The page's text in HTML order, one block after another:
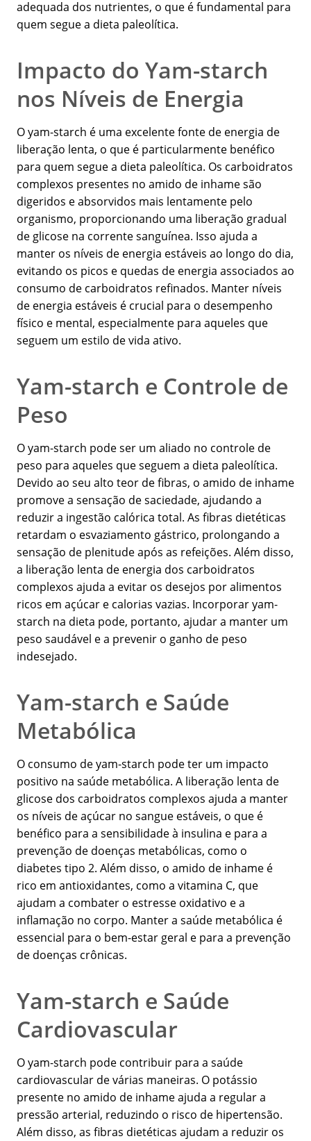
adequada dos nutrientes, o que é fundamental para
quem segue a dieta paleolítica.
Impacto do Yam-starch
nos Níveis de Energia
O yam-starch é uma excelente fonte de energia de
liberação lenta, o que é particularmente benéfico
para quem segue a dieta paleolítica. Os carboidratos
complexos presentes no amido de inhame são
digeridos e absorvidos mais lentamente pelo
organismo, proporcionando uma liberação gradual
de glicose na corrente sanguínea. Isso ajuda a
manter os níveis de energia estáveis ao longo do dia,
evitando os picos e quedas de energia associados ao
consumo de carboidratos refinados. Manter níveis
de energia estáveis é crucial para o desempenho
físico e mental, especialmente para aqueles que
seguem um estilo de vida ativo.
Yam-starch e Controle de
Peso
O yam-starch pode ser um aliado no controle de
peso para aqueles que seguem a dieta paleolítica.
Devido ao seu alto teor de fibras, o amido de inhame
promove a sensação de saciedade, ajudando a
reduzir a ingestão calórica total. As fibras dietéticas
retardam o esvaziamento gástrico, prolongando a
sensação de plenitude após as refeições. Além disso,
a liberação lenta de energia dos carboidratos
complexos ajuda a evitar os desejos por alimentos
ricos em açúcar e calorias vazias. Incorporar yam-
starch na dieta pode, portanto, ajudar a manter um
peso saudável e a prevenir o ganho de peso
indesejado.
Yam-starch e Saúde
Metabólica
O consumo de yam-starch pode ter um impacto
positivo na saúde metabólica. A liberação lenta de
glicose dos carboidratos complexos ajuda a manter
os níveis de açúcar no sangue estáveis, o que é
benéfico para a sensibilidade à insulina e para a
prevenção de doenças metabólicas, como o
diabetes tipo 2. Além disso, o amido de inhame é
rico em antioxidantes, como a vitamina C, que
ajudam a combater o estresse oxidativo e a
inflamação no corpo. Manter a saúde metabólica é
essencial para o bem-estar geral e para a prevenção
de doenças crônicas.
Yam-starch e Saúde
Cardiovascular
O yam-starch pode contribuir para a saúde
cardiovascular de várias maneiras. O potássio
presente no amido de inhame ajuda a regular a
pressão arterial, reduzindo o risco de hipertensão.
Além disso, as fibras dietéticas ajudam a reduzir os